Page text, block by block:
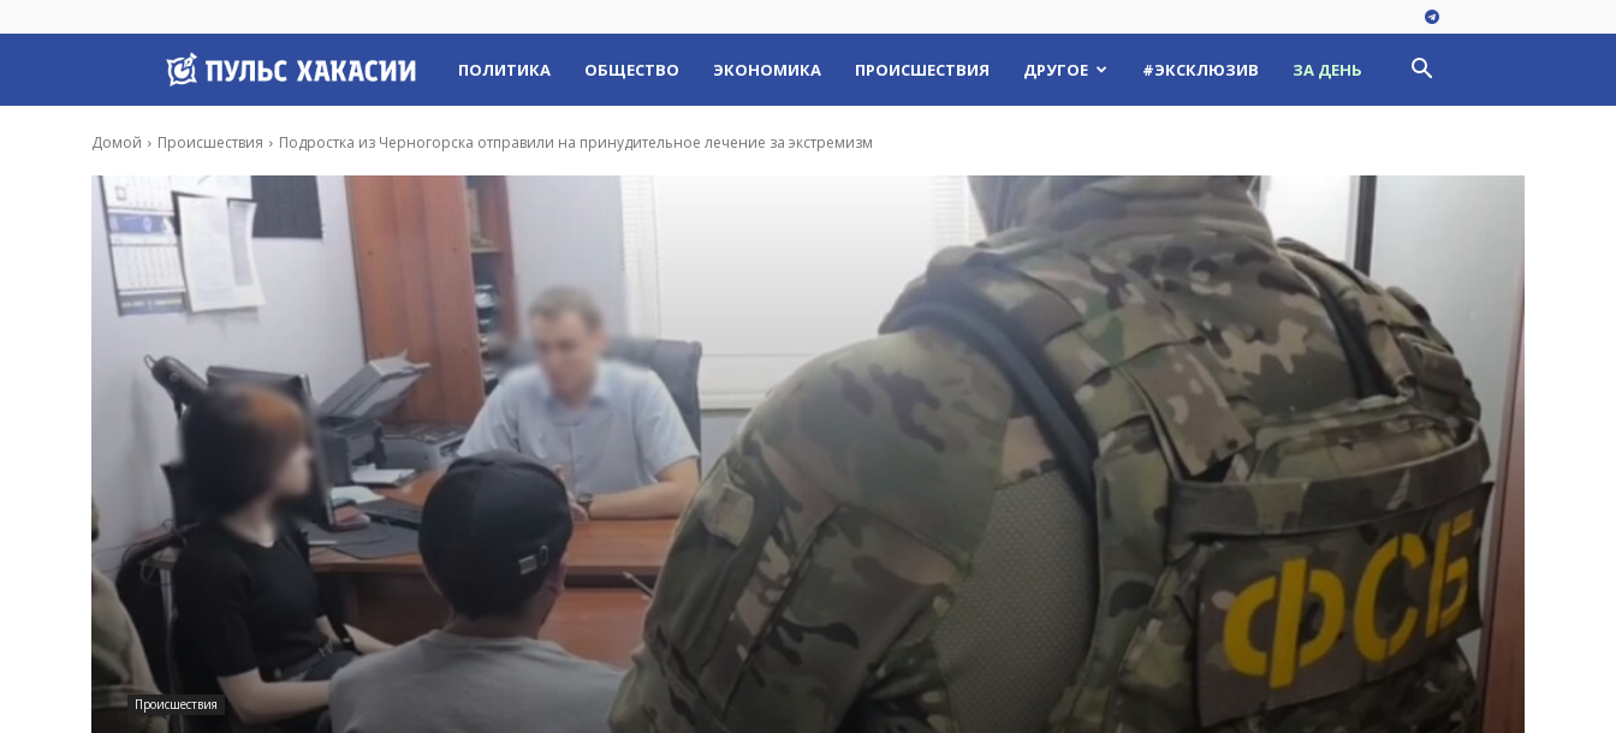
Пульс
Хакасии
ПОЛИТИКА ОБЩЕСТВО ЭКОНОМИКА ПРОИСШЕСТВИЯ ДРУГОЕ #ЭКСКЛЮЗИВ ЗА ДЕНЬ
Домой Происшествия Подростка из Черногорска отправили на принудительное лечение за экстремизм
Происшествия